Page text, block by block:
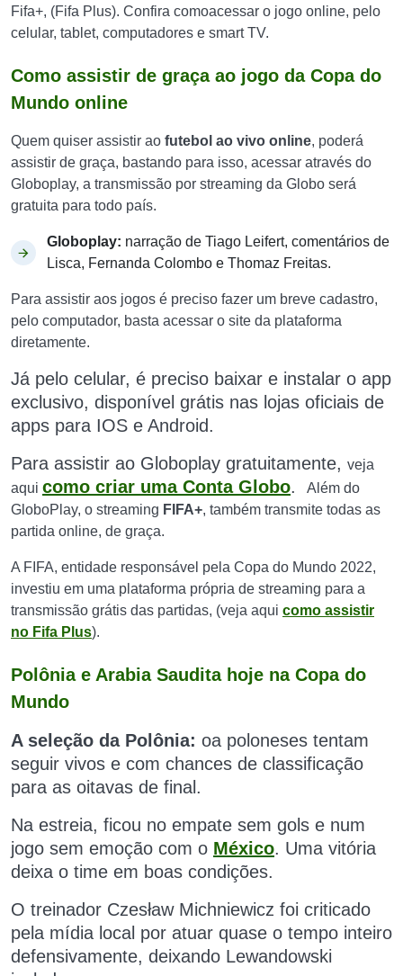
Fifa+, (Fifa Plus). Confira comoacessar o jogo online, pelo
celular, tablet, computadores e smart TV.
Como assistir de graça ao jogo da Copa do
Mundo online
Quem quiser assistir ao futebol ao vivo online, poderá
assistir de graça, bastando para isso, acessar através do
Globoplay, a transmissão por streaming da Globo será
gratuita para todo país.
Globoplay: narração de Tiago Leifert, comentários de
Lisca, Fernanda Colombo e Thomaz Freitas.
Para assistir aos jogos é preciso fazer um breve cadastro,
pelo computador, basta acessar o site da plataforma
diretamente.
Já pelo celular, é preciso baixar e instalar o app
exclusivo, disponível grátis nas lojas oficiais de
apps para IOS e Android.
Para assistir ao Globoplay gratuitamente, veja
aqui como criar uma Conta Globo.
Além do
GloboPlay, o streaming FIFA+, também transmite todas as
partida online, de graça.
A FIFA, entidade responsável pela Copa do Mundo 2022,
investiu em uma plataforma própria de streaming para a
transmissão grátis das partidas, (veja aqui como assistir
no Fifa Plus).
Polônia e Arabia Saudita hoje na Copa do
Mundo
A seleção da Polônia: oa poloneses tentam
seguir vivos e com chances de classificação
para as oitavas de final.
Na estreia, ficou no empate sem gols e num
jogo sem emoção com o México. Uma vitória
deixa o time em boas condições.
O treinador Czesław Michniewicz foi criticado
pela mídia local por atuar quase o tempo inteiro
defensivamente, deixando Lewandowski